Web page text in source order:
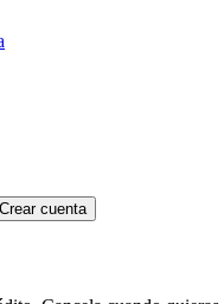
Crear cuenta